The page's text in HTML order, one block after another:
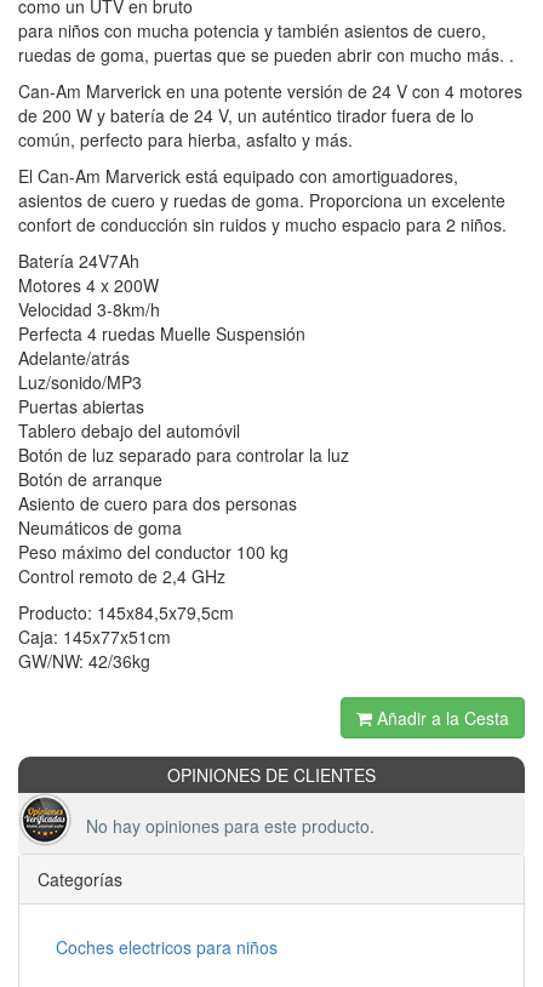
como un UTV en bruto
para niños con mucha potencia y también asientos de cuero,
ruedas de goma, puertas que se pueden abrir con mucho más. .
Can-Am Marverick en una potente versión de 24 V con 4 motores
de 200 W y batería de 24 V, un auténtico tirador fuera de lo
común, perfecto para hierba, asfalto y más.
El Can-Am Marverick está equipado con amortiguadores,
asientos de cuero y ruedas de goma. Proporciona un excelente
confort de conducción sin ruidos y mucho espacio para 2 niños.
Batería 24V7Ah
Motores 4 x 200W
Velocidad 3-8km/h
Perfecta 4 ruedas Muelle Suspensión
Adelante/atrás
Luz/sonido/MP3
Puertas abiertas
Tablero debajo del automóvil
Botón de luz separado para controlar la luz
Botón de arranque
Asiento de cuero para dos personas
Neumáticos de goma
Peso máximo del conductor 100 kg
Control remoto de 2,4 GHz
Producto: 145x84,5x79,5cm
Caja: 145x77x51cm
GW/NW: 42/36kg
Añadir a la Cesta
OPINIONES DE CLIENTES
No hay opiniones para este producto.
Categorías
Coches electricos para niños